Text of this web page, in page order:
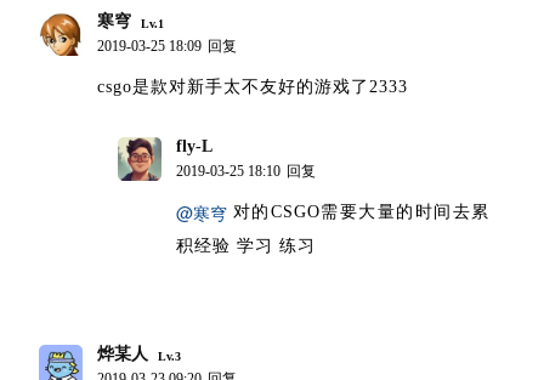
寒穹 Lv.1
2019-03-25 18:09 回复
csgo是款对新手太不友好的游戏了2333
fly-L
2019-03-25 18:10 回复
@寒穹 对的CSGO需要大量的时间去累
积经验 学习 练习
烨某人 Lv.3